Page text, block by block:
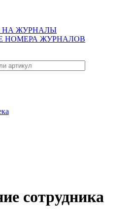
НА ЖУРНАЛЫ
НОМЕРА ЖУРНАЛОВ
сотрудника